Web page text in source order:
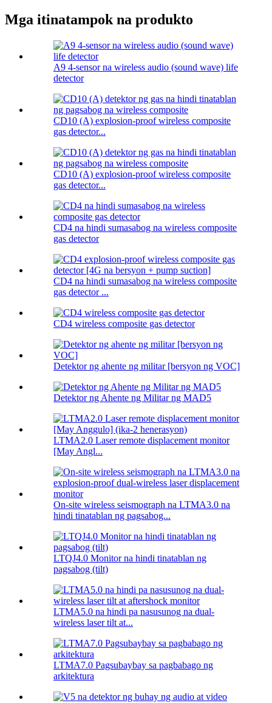
Mga itinatampok na produkto
A9 4-sensor na wireless audio (sound wave) life
detector
CD10 (A) explosion-proof wireless composite
gas detector...
CD10 (A) explosion-proof wireless composite
gas detector...
CD4 na hindi sumasabog na wireless composite
gas detector
CD4 na hindi sumasabog na wireless composite
gas detector ...
CD4 wireless composite gas detector
Detektor ng ahente ng militar [bersyon ng VOC]
Detektor ng Ahente ng Militar ng MAD5
LTMA2.0 Laser remote displacement monitor
[May Angl...
On-site wireless seismograph na LTMA3.0 na
hindi tinatablan ng pagsabog...
LTQJ4.0 Monitor na hindi tinatablan ng
pagsabog (tilt)
LTMA5.0 na hindi pa nasusunog na dual-
wireless laser tilt at...
LTMA7.0 Pagsubaybay sa pagbabago ng
arkitektura